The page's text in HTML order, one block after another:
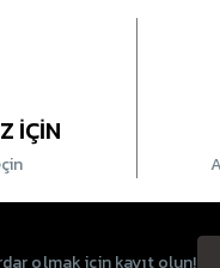
İÇİN
olmak için kayıt olun!